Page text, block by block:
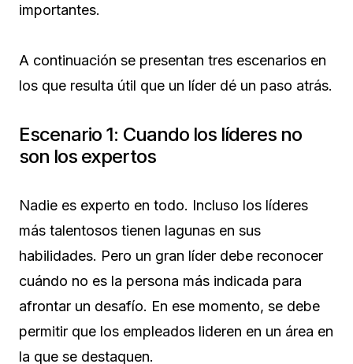
importantes.
A continuación se presentan tres escenarios en
los que resulta útil que un líder dé un paso atrás.
Escenario 1: Cuando los líderes no
son los expertos
Nadie es experto en todo. Incluso los líderes
más talentosos tienen lagunas en sus
habilidades. Pero un gran líder debe reconocer
cuándo no es la persona más indicada para
afrontar un desafío. En ese momento, se debe
permitir que los empleados lideren en un área en
la que se destaquen.